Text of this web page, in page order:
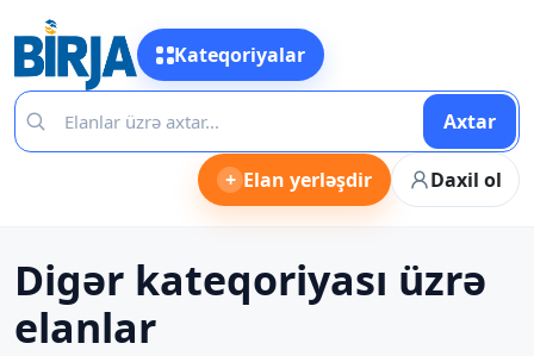
Kateqoriyalar
Axtar
+ Elan yerləşdir Daxil ol
Digər kateqoriyası üzrə
elanlar